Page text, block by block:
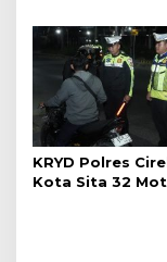
Hijau
KRYD Polres
Kota Sita 32